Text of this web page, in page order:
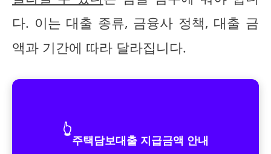
다. 이는 대출 종류, 금융사 정책, 대출 금
액과 기간에 따라 달라집니다.
👆
주택담보대출 지급금액 안내